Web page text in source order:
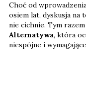
Choć od
osiem lat, dyskusja na
nie cichnie. Tym razem
Alternatywa, która
niespójne i